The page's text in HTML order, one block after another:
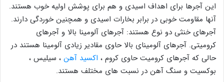
این آجرها برای اهداف اسیدی و هم برای پوشش اولیه خوب هستند.
آنها مقاومت خوبی در برابر بخارات اسیدی و همچنین خوردگی دارند.
آجرهای خنثی دو نوع هستند: آجرهای آلومینا بالا و آجرهای
کرومیتی. آجرهای آلومینای بالا حاوی مقادیر زیادی آلومینا هستند در
حالی که آجرهای کرومیت حاوی کروم ، اکسید آهن ، سیلیس ،
بوکسیت و سنگ آهن در نسبت های مختلف هستند.